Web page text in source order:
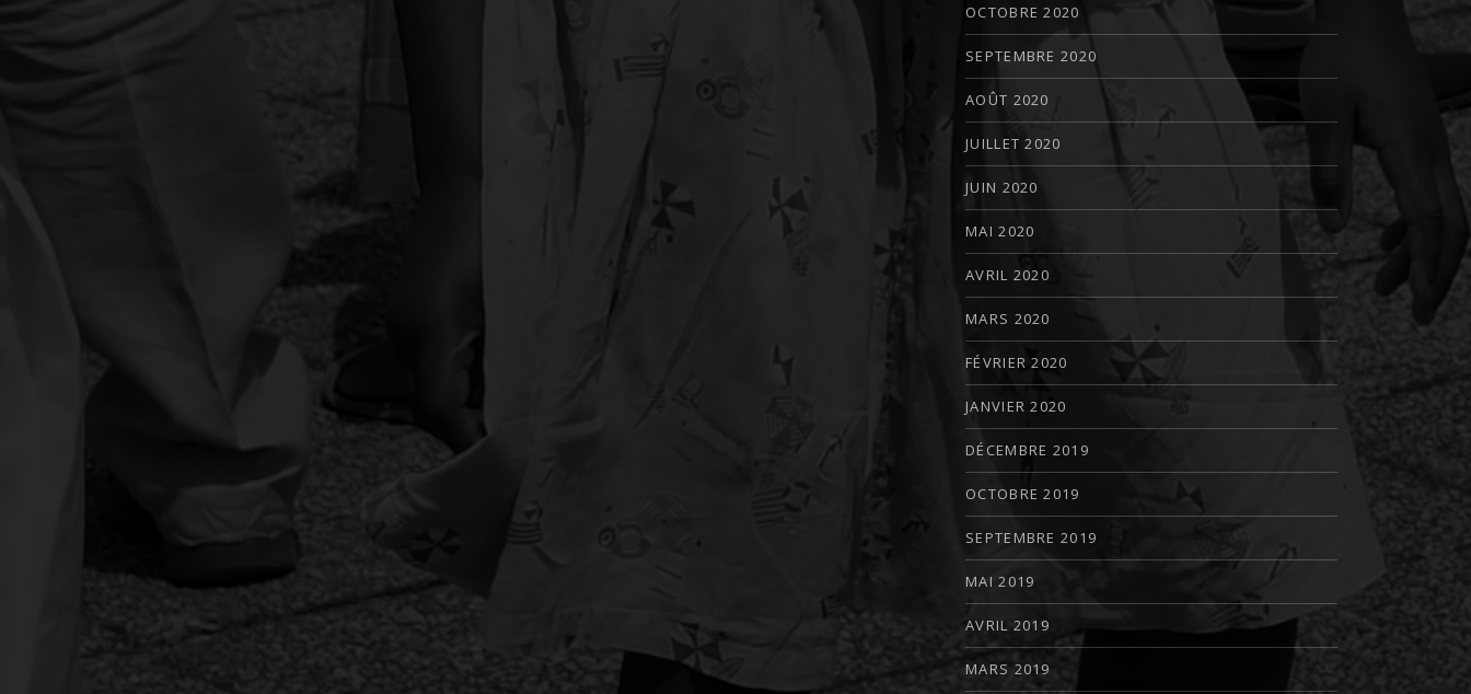
OCTOBRE 2020
SEPTEMBRE 2020
AOÛT 2020
JUILLET 2020
JUIN 2020
MAI 2020
AVRIL 2020
MARS 2020
FÉVRIER 2020
JANVIER 2020
DÉCEMBRE 2019
OCTOBRE 2019
SEPTEMBRE 2019
MAI 2019
AVRIL 2019
MARS 2019